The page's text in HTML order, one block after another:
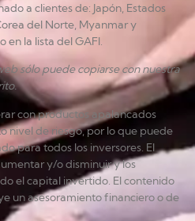
a clientes de: Japón, Estados
del Norte, Myanmar y
en la lista del GAFI.
sólo puede copiarse con nuestra
con productos apalancados
nivel de riesgo, por lo que puede
para todos los inversores. El
y/o disminuir y los
el capital invertido. El contenido
un asesoramiento financiero o de